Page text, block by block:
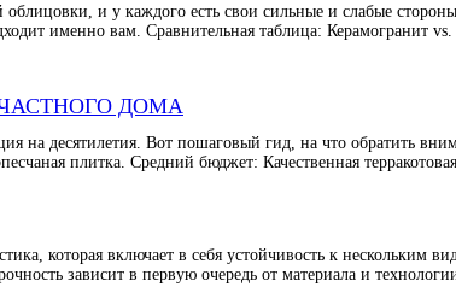
и у каждого есть свои сильные и слабые
именно вам. Сравнительная таблица: Керамогранит
ДОМА
на десятилетия. Вот пошаговый гид, на что обратить
плитка. Средний бюджет: Качественная
которая включает в себя устойчивость к нескольким
зависит в первую очередь от материала и